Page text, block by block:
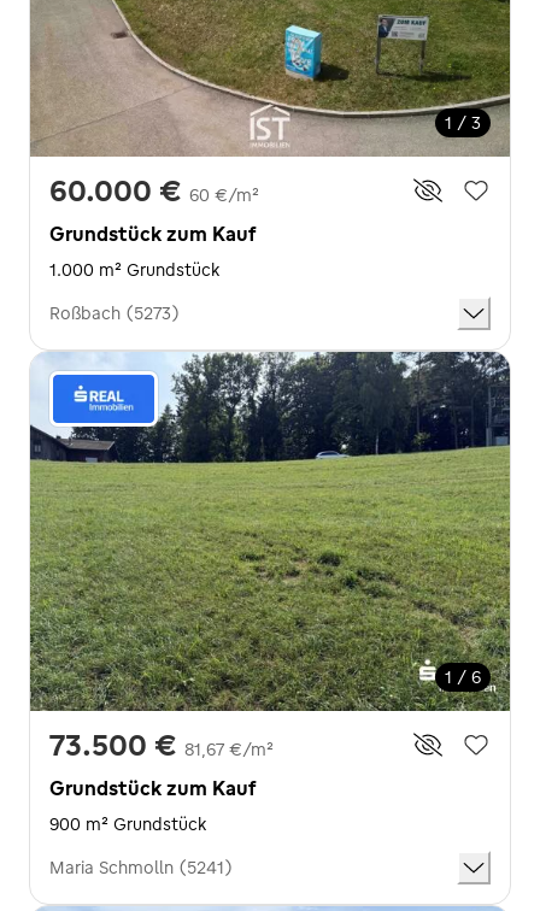
1 / 3
60.000 € 60 €/m²
Grundstück zum Kauf
1.000 m² Grundstück
Roßbach (5273)
1 / 6
73.500 € 81,67 €/m²
Grundstück zum Kauf
900 m² Grundstück
Maria Schmolln (5241)